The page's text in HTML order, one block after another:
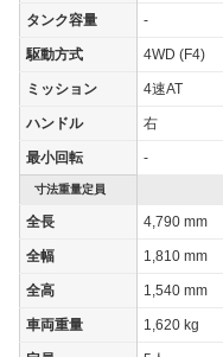
タンク容量 -
駆動方式 4WD (F4)
ミッション 4速AT
ハンドル 右
最小回転 -
寸法重量定員
全長 4,790 mm
全幅 1,810 mm
全高 1,540 mm
車両重量 1,620 kg